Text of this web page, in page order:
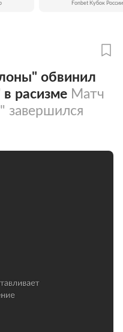
Fonbet Кубок России
обвинил
расизме Матч
завершился